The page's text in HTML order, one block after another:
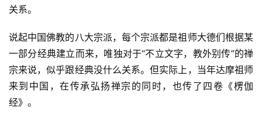
关系。
说起中国佛教的八大宗派，每个宗派都是祖师大德们根据某
一部分经典建立而来，唯独对于“不立文字，教外别传”的禅
宗来说，似乎跟经典没什么关系。但实际上，当年达摩祖师
来到中国，在传承弘扬禅宗的同时，也传了四卷《楞伽
经》。